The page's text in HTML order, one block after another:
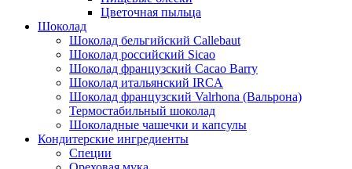
Цветочная пыльца
Шоколад
Шоколад бельгийский Callebaut
Шоколад российский Sicao
Шоколад французский Cacao Barry
Шоколад итальянский IRCA
Шоколад французский Valrhona (Вальрона)
Термостабильный шоколад
Шоколадные чашечки и капсулы
Кондитерские ингредиенты
Специи